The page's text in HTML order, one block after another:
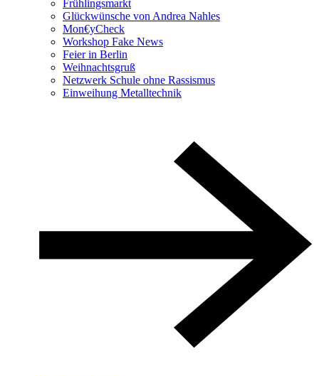
Frühlingsmarkt
Glückwünsche von Andrea Nahles
Mon€yCheck
Workshop Fake News
Feier in Berlin
Weihnachtsgruß
Netzwerk Schule ohne Rassismus
Einweihung Metalltechnik